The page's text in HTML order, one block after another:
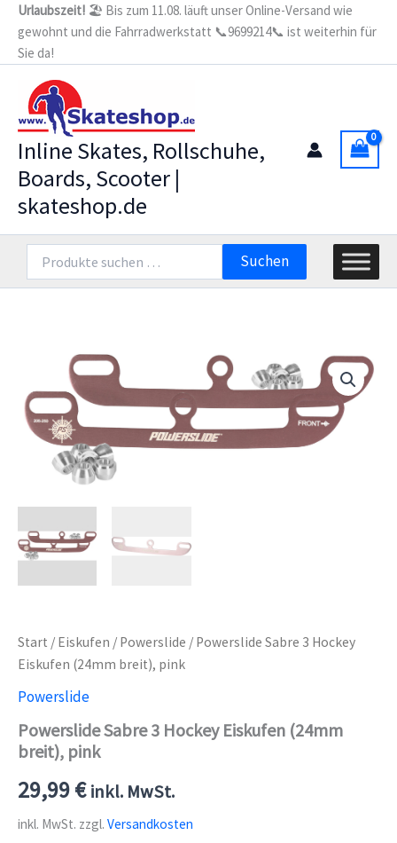
Zum
Inhalt
springen
Urlaubszeit! 🏖️ Bis zum 11.08. läuft unser Online-Versand wie
gewohnt und die Fahrradwerkstatt 📞9699214📞 ist weiterhin für
Sie da!
Inline Skates, Rollschuhe,
Boards, Scooter |
skateshop.de
nach:
Suchen
Start / Eiskufen / Powerslide / Powerslide Sabre 3 Hockey
Eiskufen (24mm breit), pink
Powerslide
Powerslide Sabre 3 Hockey Eiskufen (24mm
breit), pink
29,99€ inkl. MwSt.
inkl. MwSt. zzgl. Versandkosten